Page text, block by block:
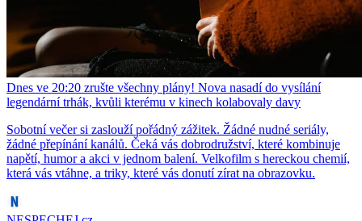
Dnes ve 20:20 zrušte všechny plány! Nova nasadí do vysílání
legendární trhák, kvůli kterému v kinech kolabovaly davy
Sobotní večer si zaslouží pořádný zážitek. Žádné nudné seriály,
žádné přepínání kanálů. Čeká vás dobrodružství, které kombinuje
napětí, humor a akci v jednom balení. Velkofilm s hereckou chemií,
která vás vtáhne, a triky, které vás donutí zírat na obrazovku.